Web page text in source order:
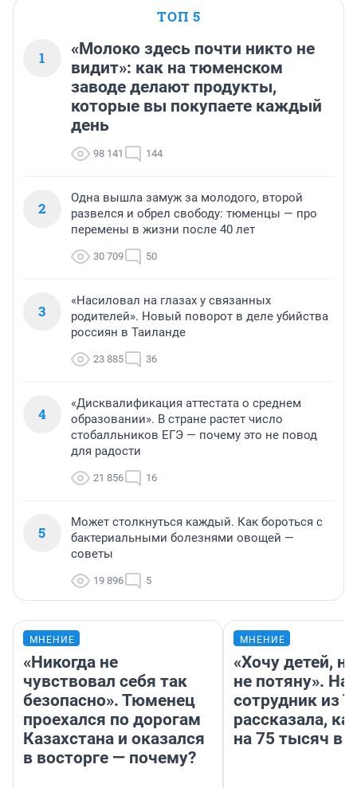
ТОП 5
1
«Молоко здесь почти никто не
видит»: как на тюменском
заводе делают продукты,
которые вы покупаете каждый
день
98 141 144
2
Одна вышла замуж за молодого, второй
развелся и обрел свободу: тюменцы — про
перемены в жизни после 40 лет
30 709 50
3
«Насиловал на глазах у связанных
родителей». Новый поворот в деле убийства
россиян в Таиланде
23 885 36
4
«Дисквалификация аттестата о среднем
образовании». В стране растет число
стобалльников ЕГЭ — почему это не повод
для радости
21 856 16
5
Может столкнуться каждый. Как бороться с
бактериальными болезнями овощей —
советы
19 896 5
МНЕНИЕ
«Никогда не
чувствовал себя так
безопасно». Тюменец
проехался по дорогам
Казахстана и оказался
в восторге — почему?
МНЕНИЕ
«Хочу детей,
не потяну».
сотрудник из
рассказала,
на 75 тысяч в